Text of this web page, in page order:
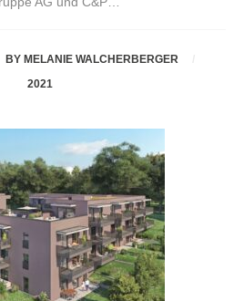
BY MELANIE WALCHERBERGER
2021